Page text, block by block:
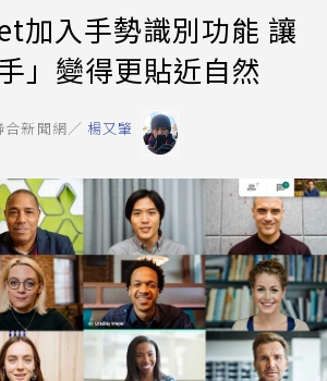
加入手勢識別功能 讓
」變得更貼近自然
合新聞網／ 楊又肇